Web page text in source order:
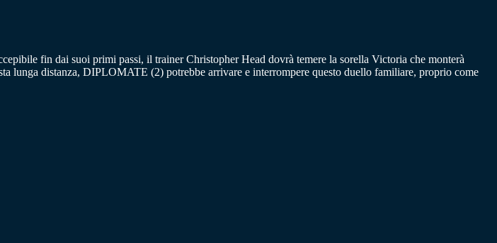
fin dai suoi primi passi, il trainer Christopher Head dovrà temere la sorella Victoria che monterà
distanza, DIPLOMATE (2) potrebbe arrivare e interrompere questo duello familiare, proprio come